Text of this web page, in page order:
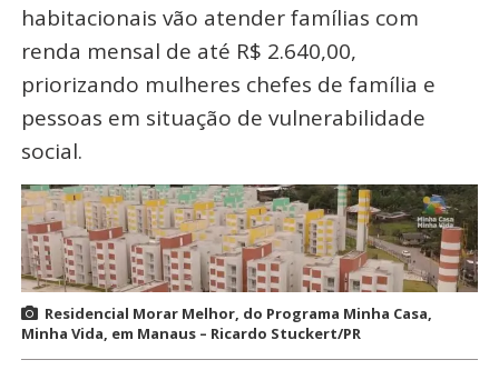
habitacionais vão atender famílias com
renda mensal de até R$ 2.640,00,
priorizando mulheres chefes de família e
pessoas em situação de vulnerabilidade
social.
Residencial Morar Melhor, do Programa Minha Casa,
Minha Vida, em Manaus – Ricardo Stuckert/PR